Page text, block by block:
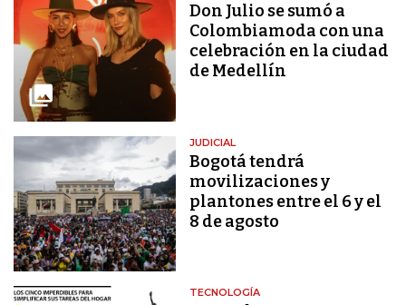
Don Julio se sumó a
Colombiamoda con una
celebración en la ciudad
de Medellín
JUDICIAL
Bogotá tendrá
movilizaciones y
plantones entre el 6 y el
8 de agosto
TECNOLOGÍA